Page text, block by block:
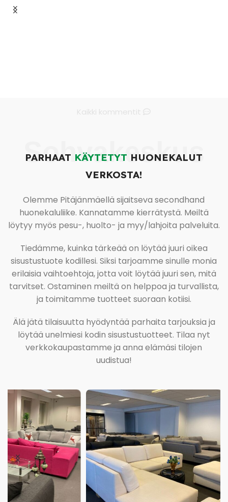
Sohvakeskus
PARHAAT KÄYTETYT HUONEKALUT
VERKOSTA!
Olemme Pitäjänmäellä sijaitseva secondhand
huonekaluliike. Kannatamme kierrätystä. Meiltä
löytyy myös pesu-, huolto- ja myy/lahjoita palveluita.
Tiedämme, kuinka tärkeää on löytää juuri oikea
sisustustuote kodillesi. Siksi tarjoamme sinulle monia
erilaisia vaihtoehtoja, jotta voit löytää juuri sen, mitä
tarvitset. Ostaminen meiltä on helppoa ja turvallista,
ja toimitamme tuotteet suoraan kotiisi.
Älä jätä tilaisuutta hyödyntää parhaita tarjouksia ja
löytää unelmiesi kodin sisustustuotteet. Tilaa nyt
verkkokaupastamme ja anna elämäsi tilojen
uudistua!